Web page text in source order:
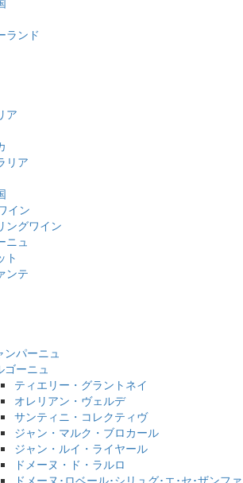
ランド
ア
リア
イン
ングワイン
ニュ
ト
ンテ
ンパーニュ
ゴーニュ
ティエリー・グラントネイ
オレリアン・ヴェルデ
サンティニ・コレクティヴ
ジャン・マルク・ブロカール
ジャン・ルイ・ライヤール
ドメーヌ・ド・ラルロ
ドメーヌ･ロベール･シリュグ･エ･セ･ザンファ